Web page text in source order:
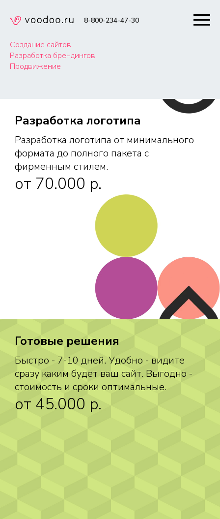
8-800-234-47-30
Создание сайтов
Разработка брендингов
Продвижение
Разработка логотипа
Разработка логотипа от минимального
формата до полного пакета с
фирменным стилем.
от 70.000 p.
Готовые решения
Быстро - 7-10 дней. Удобно - видите
сразу каким будет ваш сайт. Выгодно -
стоимость и сроки оптимальные.
от 45.000 p.